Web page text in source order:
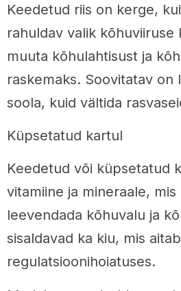
Keedetud riis on kerge,
rahuldav valik kõhuviiruse
muuta kõhulahtisust ja
raskemaks. Soovitatav on
soola, kuid vältida
Küpsetatud kartul
Keedetud või küpsetatud
vitamiine ja mineraale, mis
leevendada kõhuvalu ja
sisaldavad ka kiu, mis aitab
regulatsioonihoiatuses.